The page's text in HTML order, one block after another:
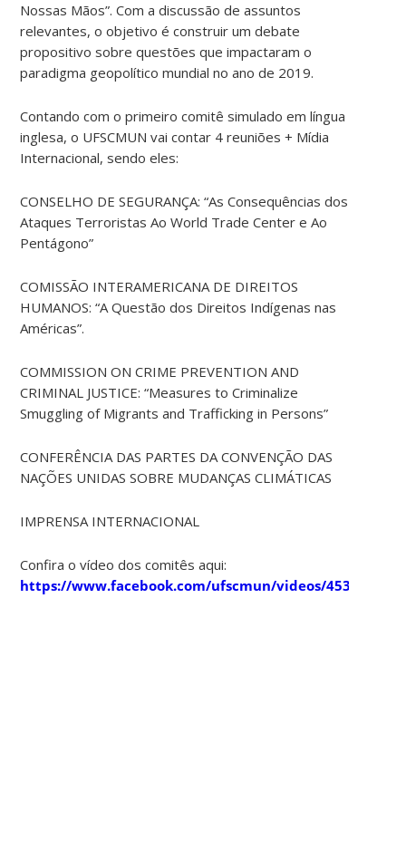
Nossas Mãos”. Com a discussão de assuntos
relevantes, o objetivo é construir um debate
propositivo sobre questões que impactaram o
paradigma geopolítico mundial no ano de 2019.
Contando com o primeiro comitê simulado em língua
inglesa, o UFSCMUN vai contar 4 reuniões + Mídia
Internacional, sendo eles:
CONSELHO DE SEGURANÇA: “As Consequências dos
Ataques Terroristas Ao World Trade Center e Ao
Pentágono”
COMISSÃO INTERAMERICANA DE DIREITOS
HUMANOS: “A Questão dos Direitos Indígenas nas
Américas”.
COMMISSION ON CRIME PREVENTION AND
CRIMINAL JUSTICE: “Measures to Criminalize
Smuggling of Migrants and Trafficking in Persons”
CONFERÊNCIA DAS PARTES DA CONVENÇÃO DAS
NAÇÕES UNIDAS SOBRE MUDANÇAS CLIMÁTICAS
IMPRENSA INTERNACIONAL
Confira o vídeo dos comitês aqui:
https://www.facebook.com/ufscmun/videos/